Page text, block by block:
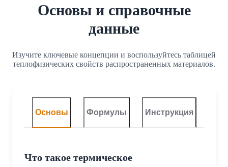
Основы и справочные
данные
Изучите ключевые концепции и воспользуйтесь таблицей
теплофизических свойств распространенных материалов.
Основы Формулы Инструкция
Что такое термическое